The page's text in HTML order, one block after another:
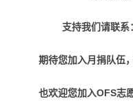
支持我们请联系：
期待您加入月捐队伍
也欢迎您加入OFS志